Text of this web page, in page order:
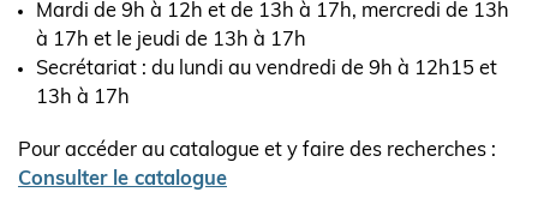
Mardi de 9h à 12h et de 13h à 17h, mercredi de 13h
à 17h et le jeudi de 13h à 17h
Secrétariat : du lundi au vendredi de 9h à 12h15 et
13h à 17h
Pour accéder au catalogue et y faire des recherches :
Consulter le catalogue